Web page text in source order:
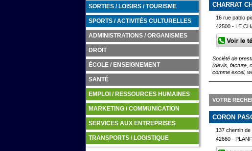
SORTIES / LOISIRS / TOURISME
SPORTS / ACTIVITÉS CULTURELLES
ADMINISTRATIONS / ORGANISMES
DROIT
ÉCOLE / ENSEIGNEMENT
SANTÉ
EMPLOI / RESSOURCES HUMAINES
MARKETING / COMMUNICATION
SERVICES AUX ENTREPRISES
TRANSPORTS / LOGISTIQUE
CHARRAT
16 rue pablo
42500 - LE
Société de
(devis, facture,
comme excel,
VOTRE
CORON
137 chemin de
42660 -